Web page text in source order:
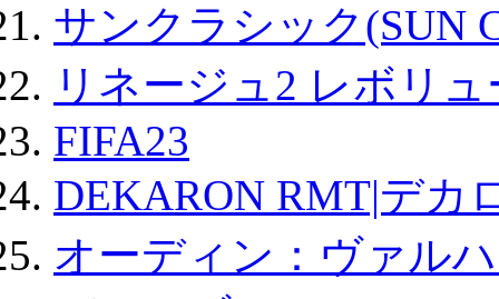
サンクラシック(SUN
リネージュ2 レボリ
FIFA23
DEKARON RMT|デカ
オーディン：ヴァル